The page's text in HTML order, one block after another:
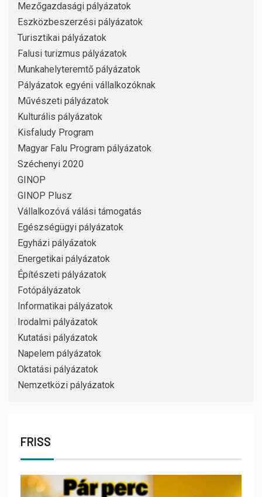
Mezőgazdasági pályázatok
Eszközbeszerzési pályázatok
Turisztikai pályázatok
Falusi turizmus pályázatok
Munkahelyteremtő pályázatok
Pályázatok egyéni vállalkozóknak
Művészeti pályázatok
Kulturális pályázatok
Kisfaludy Program
Magyar Falu Program pályázatok
Széchenyi 2020
GINOP
GINOP Plusz
Vállalkozóvá válási támogatás
Egészségügyi pályázatok
Egyházi pályázatok
Energetikai pályázatok
Építészeti pályázatok
Fotópályázatok
Informatikai pályázatok
Irodalmi pályázatok
Kutatási pályázatok
Napelem pályázatok
Oktatási pályázatok
Nemzetközi pályázatok
FRISS